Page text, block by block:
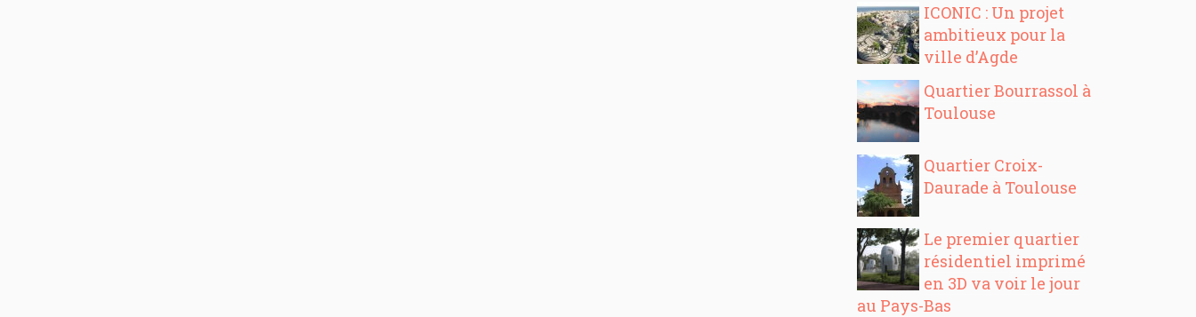
ICONIC : Un projet
ambitieux pour la
ville d’Agde
Quartier Bourrassol à
Toulouse
Quartier Croix-
Daurade à Toulouse
Le premier quartier
résidentiel imprimé
en 3D va voir le jour
au Pays-Bas